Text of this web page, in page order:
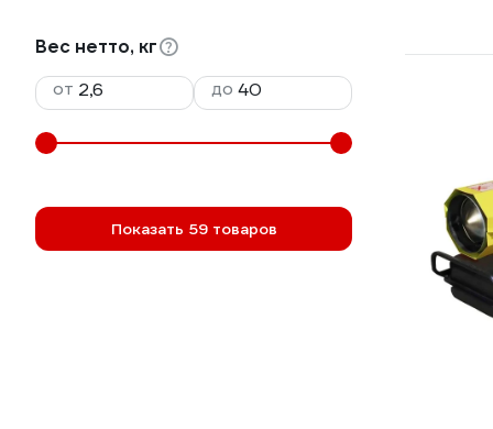
Вес нетто, кг
от
до
Показать 59 товаров